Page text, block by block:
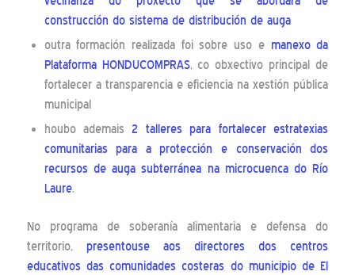
construcción do sistema de distribución de auga
outra formación realizada foi sobre uso e manexo da
Plataforma HONDUCOMPRAS, co obxectivo principal de
fortalecer a transparencia e eficiencia na xestión pública
municipal
houbo ademais2 talleres para fortalecer estratexias
comunitarias para a protección e conservación dos
recursos de auga subterránea na microcuenca do Río
Laure.
No programa de soberanía alimentaria e defensa do
territorio, presentouse aos directores dos centros
educativos das comunidades costeras do municipio de El